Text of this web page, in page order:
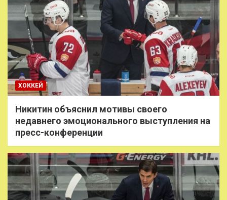
ХОККЕЙ
Никитин объяснил мотивы своего
недавнего эмоционального выступления на
пресс-конференции